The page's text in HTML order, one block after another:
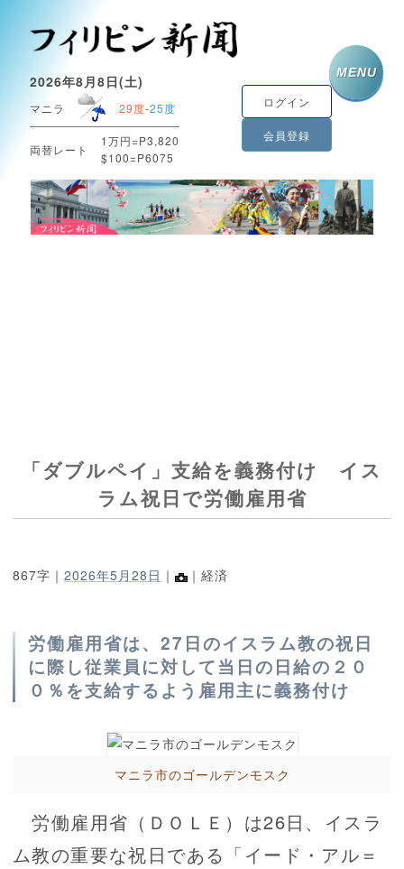
2026年8月8日(土)
マニラ 29度-25度
両替レート
1万円=P3,820
$100=P6075
ログイン
会員登録
MENU
「ダブルペイ」支給を義務付け イス
ラム祝日で労働雇用省
867字｜ 2026年5月28日 ｜ ｜経済
労働雇用省は、27日のイスラム教の祝日
に際し従業員に対して当日の日給の２０
０％を支給するよう雇用主に義務付け
マニラ市のゴールデンモスク
労働雇用省（ＤＯＬＥ）は26日、イスラ
ム教の重要な祝日である「イード・アル＝